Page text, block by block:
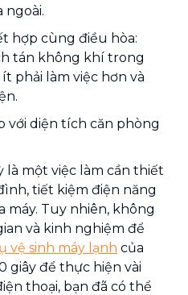
ngoài.
hợp cùng điều hòa:
tán không khí trong
phải làm việc hơn và
với diện tích căn phòng
là một việc làm cần thiết
tiết kiệm điện năng
máy. Tuy nhiên, không
và kinh nghiệm để
vệ sinh máy lạnh của
giây để thực hiện vài
thoại, bạn đã có thể